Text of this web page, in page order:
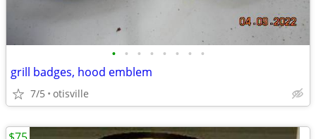
• • • • • • • •
grill badges, hood emblem
7/5 otisville